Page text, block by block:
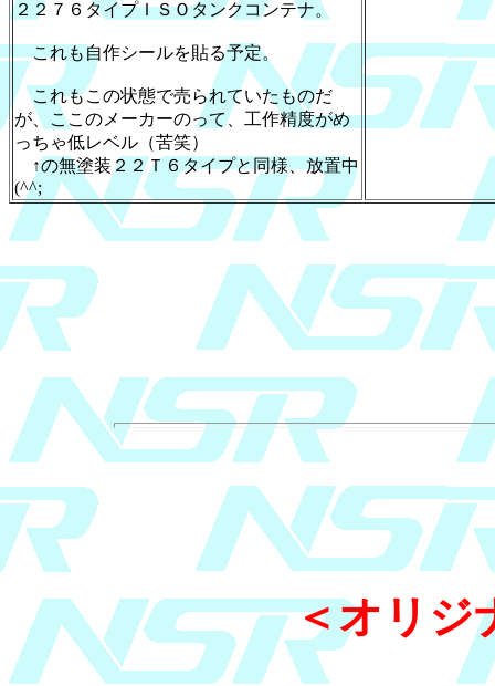
２２７６タイプＩＳＯタンクコンテナ。
これも自作シールを貼る予定。
これもこの状態で売られていたものだ
が、ここのメーカーのって、工作精度がめ
っちゃ低レベル（苦笑）
↑の無塗装２２Ｔ６タイプと同様、放置中
(^^;
＜オリジ